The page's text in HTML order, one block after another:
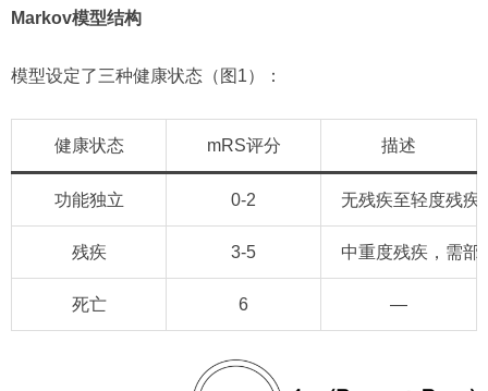
Markov模型结构
模型设定了三种健康状态（图1）：
健康状态 mRS评分 描述
功能独立 0-2 无残疾至轻度残疾
残疾 3-5 中重度残疾，需部
死亡 6 —